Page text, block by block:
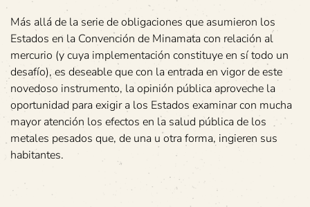
Más allá de la serie de obligaciones que asumieron los
Estados en la Convención de Minamata con relación al
mercurio (y cuya implementación constituye en sí todo un
desafío), es deseable que con la entrada en vigor de este
novedoso instrumento, la opinión pública aproveche la
oportunidad para exigir a los Estados examinar con mucha
mayor atención los efectos en la salud pública de los
metales pesados que, de una u otra forma, ingieren sus
habitantes.